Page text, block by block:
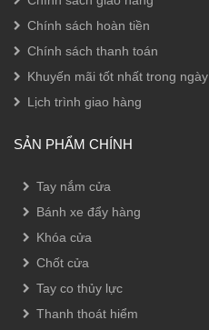
Chính sách hoàn tiền
Chính sách thanh toán
Khuyến mãi tốt nhất trong ngày
Lịch trình giao hàng
SẢN PHẨM CHÍNH
Tay nắm cửa
Bánh xe đẩy hàng
Khóa cửa
Chốt cửa
Tay co thủy lực
Thanh thoát hiểm